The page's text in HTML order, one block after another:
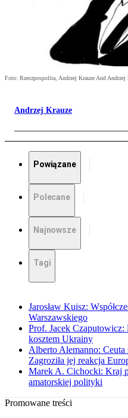
Foto: Rzeczpospolita, Andrzej Krauze And Andrzej
Andrzej Krauze
Powiązane
Polecane
Najnowsze
Tagi
Jarosław Kuisz:
Warszawskiego
Prof. Jacek Czaputowicz:
kosztem Ukrainy
Alberto Alemanno:
Zagroziła jej reakcja
Marek A. Cichocki: Kraj
amatorskiej polityki
Promowane treści